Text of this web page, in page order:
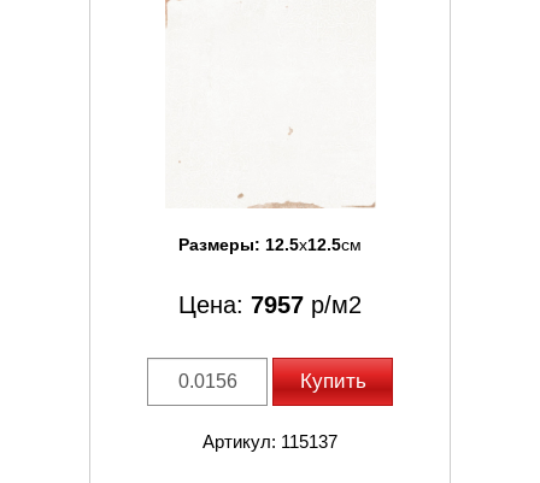
Размеры: 12.5x12.5см
Цена: 7957 р/м2
Купить
Артикул: 115137